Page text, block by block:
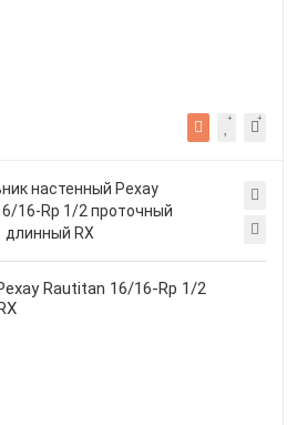
Rautitan 16/16-Rp 1/2